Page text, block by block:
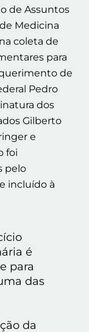
de Assuntos
Medicina
coleta de
para
de
Pedro
dos
Gilberto
e
foi
pelo
incluído à
é
para
das
da